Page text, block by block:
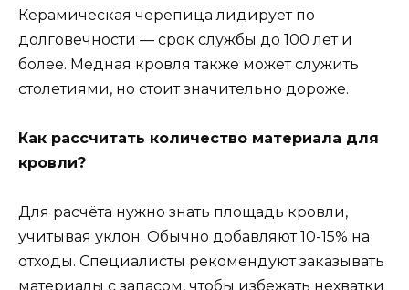
Керамическая черепица лидирует по
долговечности — срок службы до 100 лет и
более. Медная кровля также может служить
столетиями, но стоит значительно дороже.
Как рассчитать количество материала для
кровли?
Для расчёта нужно знать площадь кровли,
учитывая уклон. Обычно добавляют 10-15% на
отходы. Специалисты рекомендуют заказывать
материалы с запасом, чтобы избежать нехватки